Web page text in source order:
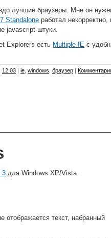
лучшие браузеры. Мне он
Standalone работал некорректно,
javascript-штуки.
Explorers есть Multiple IE с
12:03 | ie windows браузер |
3 для Windows XP/Vista.
отображается текст, набранный